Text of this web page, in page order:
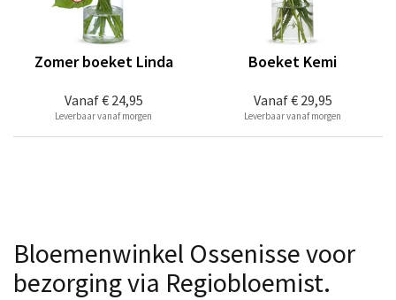
Vanaf€ 24,95
Zomer boeket Linda
Leverbaar vanaf morgen
Vanaf€ 29,95
Boeket Kemi
Leverbaar vanaf morgen
Bloemenwinkel Ossenisse voor
bezorging via Regiobloemist.